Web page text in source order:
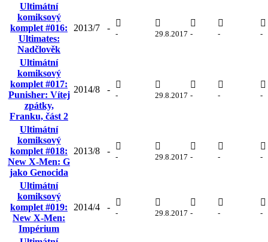
Ultimátní
komiksový
komplet #016:
Ultimates:
Nadčlověk
2013/7 -
- 29.8.2017 - - -
Ultimátní
komiksový
komplet #017:
Punisher: Vítej
zpátky,
Franku, část 2
2014/8 -
- 29.8.2017 - - -
Ultimátní
komiksový
komplet #018:
New X-Men: G
jako Genocida
2013/8 -
- 29.8.2017 - - -
Ultimátní
komiksový
komplet #019:
New X-Men:
Impérium
2014/4 -
- 29.8.2017 - - -